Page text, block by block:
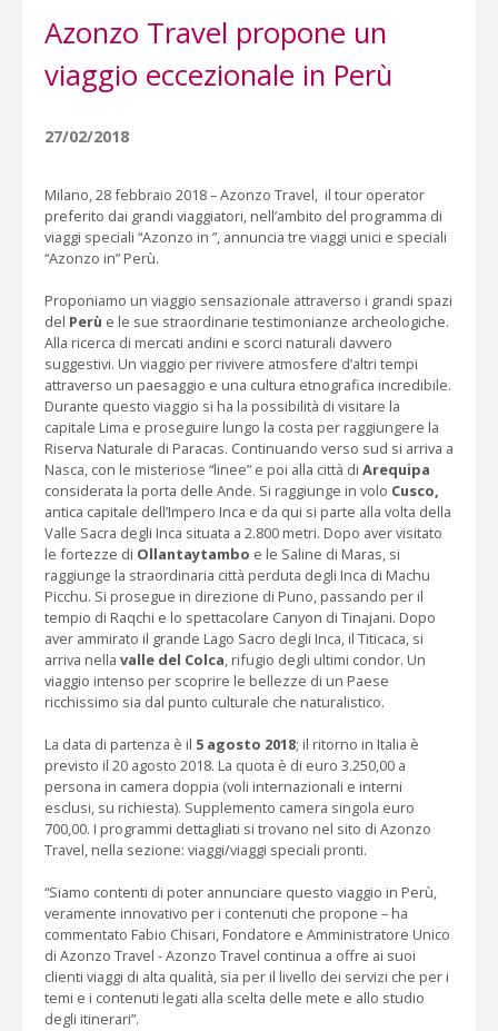
Azonzo Travel propone un
viaggio eccezionale in Perù
27/02/2018
Milano, 28 febbraio 2018 – Azonzo Travel, il tour operator
preferito dai grandi viaggiatori, nell’ambito del programma di
viaggi speciali “Azonzo in ”, annuncia tre viaggi unici e speciali
“Azonzo in” Perù.
Proponiamo un viaggio sensazionale attraverso i grandi spazi
del Perù e le sue straordinarie testimonianze archeologiche.
Alla ricerca di mercati andini e scorci naturali davvero
suggestivi. Un viaggio per rivivere atmosfere d’altri tempi
attraverso un paesaggio e una cultura etnografica incredibile.
Durante questo viaggio si ha la possibilità di visitare la
capitale Lima e proseguire lungo la costa per raggiungere la
Riserva Naturale di Paracas. Continuando verso sud si arriva a
Nasca, con le misteriose “linee” e poi alla città di Arequipa
considerata la porta delle Ande. Si raggiunge in volo Cusco,
antica capitale dell’Impero Inca e da qui si parte alla volta della
Valle Sacra degli Inca situata a 2.800 metri. Dopo aver visitato
le fortezze di Ollantaytambo e le Saline di Maras, si
raggiunge la straordinaria città perduta degli Inca di Machu
Picchu. Si prosegue in direzione di Puno, passando per il
tempio di Raqchi e lo spettacolare Canyon di Tinajani. Dopo
aver ammirato il grande Lago Sacro degli Inca, il Titicaca, si
arriva nella valle del Colca, rifugio degli ultimi condor. Un
viaggio intenso per scoprire le bellezze di un Paese
ricchissimo sia dal punto culturale che naturalistico.
La data di partenza è il 5 agosto 2018; il ritorno in Italia è
previsto il 20 agosto 2018. La quota è di euro 3.250,00 a
persona in camera doppia (voli internazionali e interni
esclusi, su richiesta). Supplemento camera singola euro
700,00. I programmi dettagliati si trovano nel sito di Azonzo
Travel, nella sezione: viaggi/viaggi speciali pronti.
“Siamo contenti di poter annunciare questo viaggio in Perù,
veramente innovativo per i contenuti che propone – ha
commentato Fabio Chisari, Fondatore e Amministratore Unico
di Azonzo Travel - Azonzo Travel continua a offre ai suoi
clienti viaggi di alta qualità, sia per il livello dei servizi che per i
temi e i contenuti legati alla scelta delle mete e allo studio
degli itinerari”.